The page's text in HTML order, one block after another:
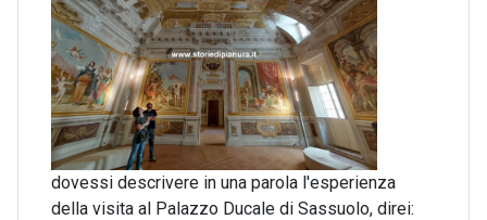
dovessi descrivere in una parola l'esperienza
della visita al Palazzo Ducale di Sassuolo, direi: